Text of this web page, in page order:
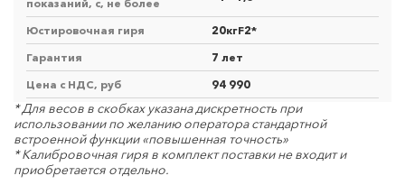
показаний, с, не более
Юстировочная гиря
20кгF2*
Гарантия
7 лет
Цена с НДС, руб
94 990
* Для весов в скобках указана дискретность при
использовании по желанию оператора стандартной
встроенной функции «повышенная точность»
* Калибровочная гиря в комплект поставки не входит и
приобретается отдельно.